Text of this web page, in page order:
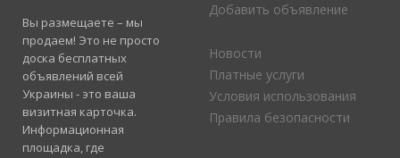
Вы размещаете – мы
продаем! Это не просто
доска бесплатных
объявлений всей
Украины - это ваша
визитная карточка.
Информационная
площадка, где
Добавить объявление
Новости
Платные услуги
Условия использования
Правила безопасности